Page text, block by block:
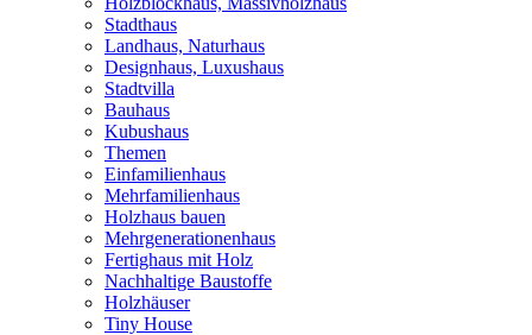
Stadthaus
Landhaus, Naturhaus
Designhaus, Luxushaus
Stadtvilla
Bauhaus
Kubushaus
Themen
Einfamilienhaus
Mehrfamilienhaus
Holzhaus bauen
Mehrgenerationenhaus
Fertighaus mit Holz
Nachhaltige Baustoffe
Holzhäuser
Tiny House